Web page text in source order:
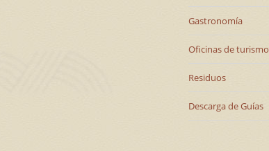
Gastronomía
Oficinas de turismo
Residuos
Descarga de Guías